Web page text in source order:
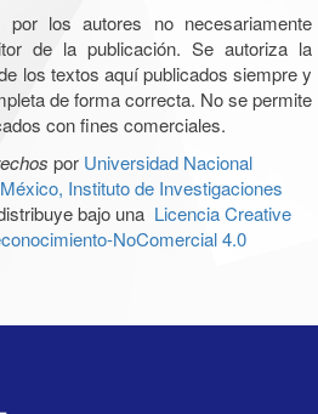
por los autores no necesariamente
de la publicación. Se autoriza la
los textos aquí publicados siempre y
de forma correcta. No se permite
con fines comerciales.
por Universidad Nacional
Instituto de Investigaciones
bajo una Licencia Creative
NoComercial 4.0